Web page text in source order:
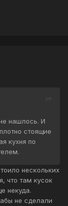
нашлось. И
стоящие
кухня по
нескольких
что там кусок
некуда.
не сделали